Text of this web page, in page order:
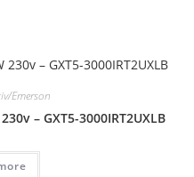
Emerson
– GXT5-3000IRT2UXLB